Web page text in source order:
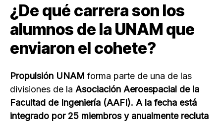
¿De qué carrera son los
alumnos de la UNAM que
enviaron el cohete?
Propulsión UNAM forma parte de una de las
divisiones de la Asociación Aeroespacial de la
Facultad de Ingeniería (AAFI). A la fecha está
integrado por 25 miembros y anualmente recluta